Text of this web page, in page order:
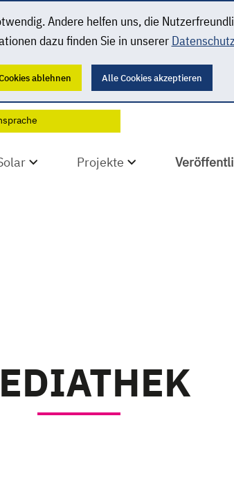
Andere helfen uns, die
dazu finden Sie in unserer
ablehnen Alle Cookies akzeptieren
Projekte